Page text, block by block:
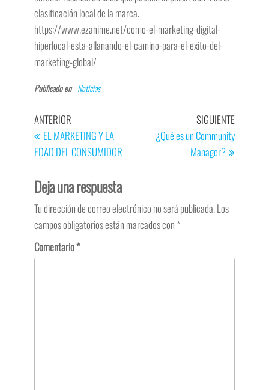
clasificación local de la marca.
https://www.ezanime.net/como-el-marketing-digital-
hiperlocal-esta-allanando-el-camino-para-el-exito-del-
marketing-global/
Publicado en Noticias
ANTERIOR
EL MARKETING Y LA
EDAD DEL CONSUMIDOR
SIGUIENTE
¿Qué es un Community
Manager?
Deja una respuesta
Tu dirección de correo electrónico no será publicada.Los
campos obligatorios están marcados con*
Comentario*